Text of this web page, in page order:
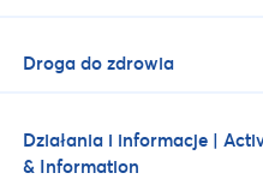
Droga do zdrowia
Działania i informacje |
& Information